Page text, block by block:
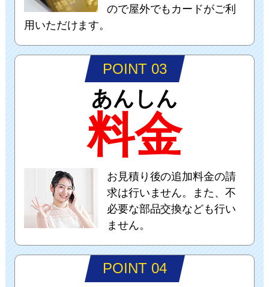
ので屋外でもカードがご利
用いただけます。
POINT 03
あんしん
料金
お見積り後の追加料金の請
求は行いません。また、不
必要な部品交換なども行い
ません。
POINT 04